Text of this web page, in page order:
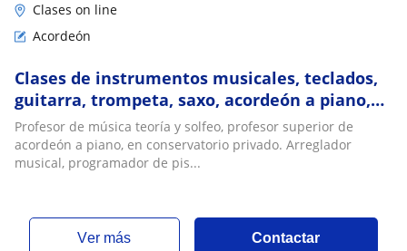
Clases on line
Acordeón
Clases de instrumentos musicales, teclados,
guitarra, trompeta, saxo, acordeón a piano,
etc
Profesor de música teoría y solfeo, profesor superior de
acordeón a piano, en conservatorio privado. Arreglador
musical, programador de pis...
ver más Contactar